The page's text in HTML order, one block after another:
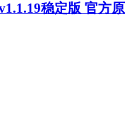
稳定版 官方原